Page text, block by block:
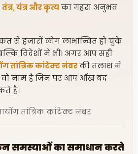
तंत्र, यंत्र और कृत्य का गहरा अनुभव
से हजारों लोग लाभान्वित हो चुके
विदेशों में भी। अगर आप सही
तांत्रिक कांटेक्ट नंबर की तलाश में
वो नाम हैं जिन पर आप आँख बंद
हैं।
तांत्रिक कांटेक्ट नंबर
समस्याओं का समाधान करते